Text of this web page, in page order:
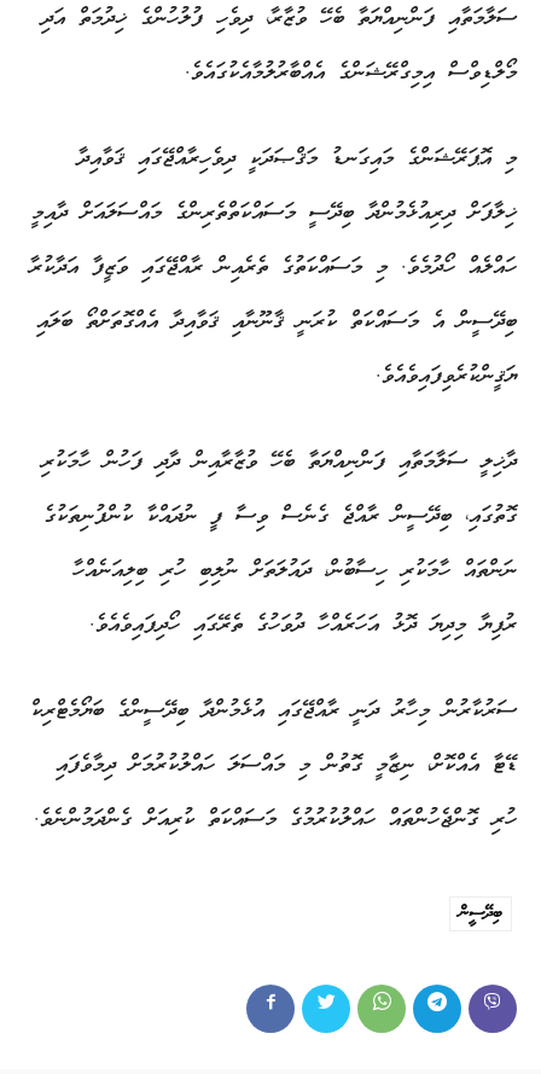
ސަލާމަތާއި ފަންނިއްޔަތާ ބެހޭ ވުޒާރާ، ދިވެހި ފުލުހުންގެ ޚިދުމަތް އަދި
މޯލްޑިވްސް އިމިގްރޭޝަންގެ އެއްބާރުލުމާއެކުގައެވެ.
މި އޮޕަރޭޝަންގެ މައިގަނޑު މަޤްޞަދަކީ ދިވެހިރާއްޖޭގައި ޤަވާއިދާ
ޚިލާފަށް ދިރިއުޅެމުންދާ ބިދޭސީ މަސައްކަތްތެރިންގެ މައްސަލައަށް ދާއިމީ
ހައްލެއް ހޯދުމެވެ. މި މަސައްކަތުގެ ތެރެއިން ރާއްޖޭގައި ވަޒީފާ އަދާކުރާ
ބިދޭސީން އެ މަސައްކަތް ކުރަނީ ޤާނޫނާއި ޤަވާއިދާ އެއްގޮތަށްތޯ ބަލައި
ޔަޤީންކުރެވިފައިވެއެވެ.
ދާޚިލީ ސަލާމަތާއި ފަންނިއްޔަތާ ބެހޭ ވުޒާރާއިން ދާދި ފަހުން ހާމަކުރި
ގޮތުގައި، ބިދޭސީން ރާއްޖެ ގެނެސް ވިސާ ފީ ނުދައްކާ ކުންފުނިތަކުގެ
ނަންތައް ހާމަކުރި ހިސާބުން، ދައުލަތަށް ނުލިބި ހުރި ބިލިއަނެއްހާ
ރުފިޔާ މިދިޔަ ދޮޅު އަހަރެއްހާ ދުވަހުގެ ތެރޭގައި ހޯދިފައިވެއެވެ.
ސަރުކާރުން މިހާރު ދަނީ ރާއްޖޭގައި އުޅެމުންދާ ބިދޭސީންގެ ބަޔޯމެޓްރިކް
ޑޭޓާ އެއްކޮށް، ނިޒާމީ ގޮތުން މި މައްސަލަ ހައްލުކުރުމަށް ދިމާވެފައި
ހުރި ގޮންޖެހުންތައް ހައްލުކުރުމުގެ މަސައްކަތް ކުރިއަށް ގެންދަމުންނެވެ.
ބިދޭސީން